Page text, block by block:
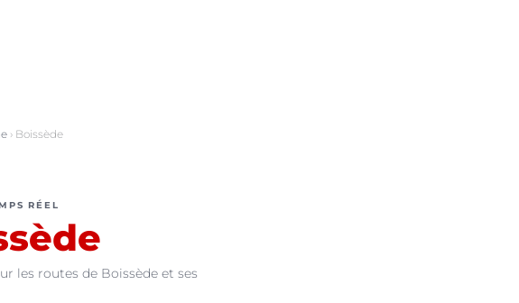
› Boissède
RÉEL
les routes de Boissède et ses